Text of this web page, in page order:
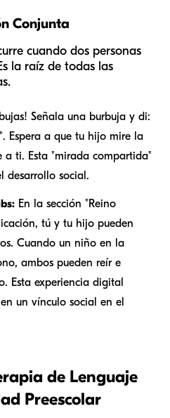
Conjunta
cuando dos personas
la raíz de todas las
Señala una burbuja y di:
Espera a que tu hijo mire la
a ti. Esta "mirada compartida"
desarrollo social.
En la sección "Reino
tú y tu hijo pueden
Cuando un niño en la
ambos pueden reír e
Esta experiencia digital
un vínculo social en el
de Lenguaje
Preescolar